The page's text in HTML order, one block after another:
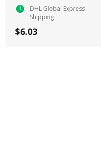
DHL Global Express
Shipping
$6.03